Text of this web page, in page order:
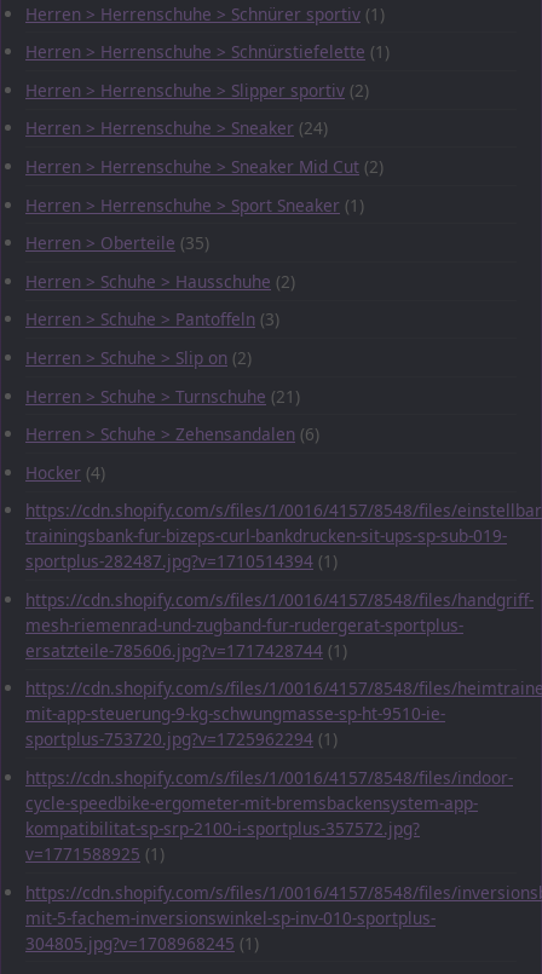
Herren > Herrenschuhe > Schnürer sportiv (1)
Herren > Herrenschuhe > Schnürstiefelette (1)
Herren > Herrenschuhe > Slipper sportiv (2)
Herren > Herrenschuhe > Sneaker (24)
Herren > Herrenschuhe > Sneaker Mid Cut (2)
Herren > Herrenschuhe > Sport Sneaker (1)
Herren > Oberteile (35)
Herren > Schuhe > Hausschuhe (2)
Herren > Schuhe > Pantoffeln (3)
Herren > Schuhe > Slip on (2)
Herren > Schuhe > Turnschuhe (21)
Herren > Schuhe > Zehensandalen (6)
Hocker (4)
https://cdn.shopify.com/s/files/1/0016/4157/8548/files/
trainingsbank-fur-bizeps-curl-bankdrucken-sit-ups-sp-sub-019-
sportplus-282487.jpg?v=1710514394 (1)
https://cdn.shopify.com/s/files/1/0016/4157/8548/files/handgriff-
mesh-riemenrad-und-zugband-fur-rudergerat-sportplus-
ersatzteile-785606.jpg?v=1717428744 (1)
https://cdn.shopify.com/s/files/1/0016/4157/8548/files/
mit-app-steuerung-9-kg-schwungmasse-sp-ht-9510-ie-
sportplus-753720.jpg?v=1725962294 (1)
https://cdn.shopify.com/s/files/1/0016/4157/8548/files/indoor-
cycle-speedbike-ergometer-mit-bremsbackensystem-app-
kompatibilitat-sp-srp-2100-i-sportplus-357572.jpg?
v=1771588925 (1)
https://cdn.shopify.com/s/files/1/0016/4157/8548/files/
mit-5-fachem-inversionswinkel-sp-inv-010-sportplus-
304805.jpg?v=1708968245 (1)